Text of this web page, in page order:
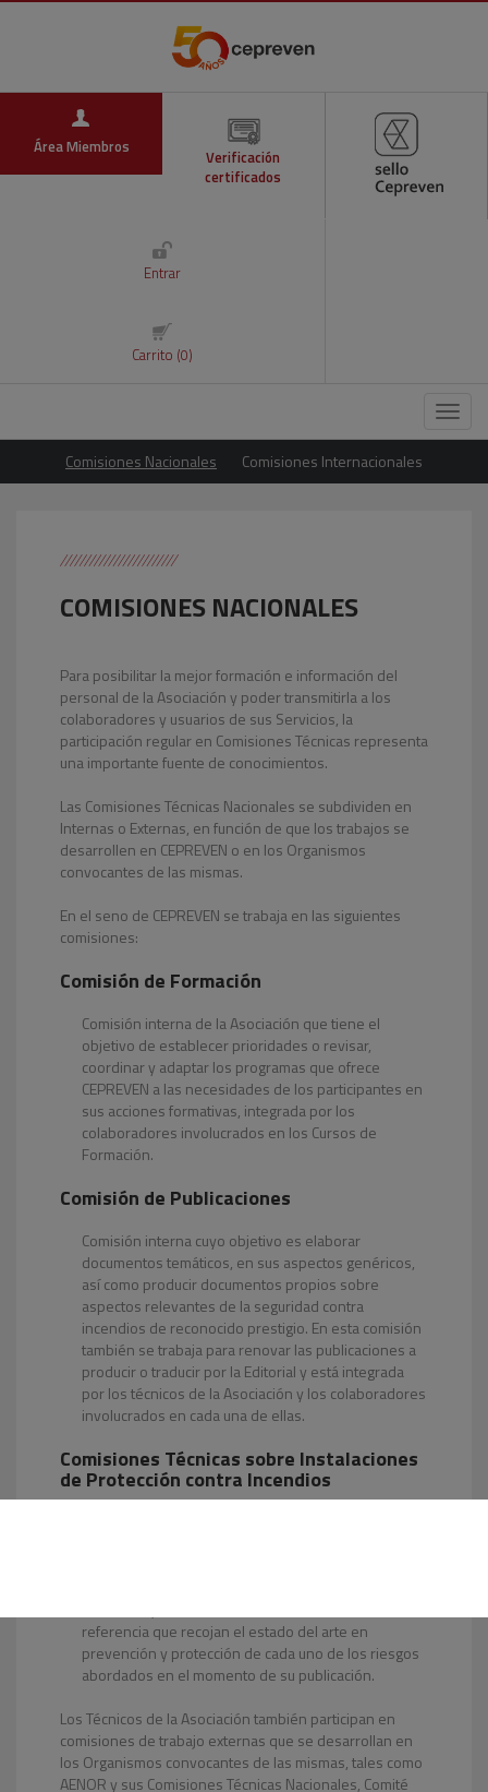
Área Miembros
Verificación
certificados
Entrar
Carrito (0)
Menú
Comisiones Nacionales Comisiones Internacionales
COMISIONES NACIONALES
Para posibilitar la mejor formación e información del
personal de la Asociación y poder transmitirla a los
colaboradores y usuarios de sus Servicios, la
participación regular en Comisiones Técnicas representa
una importante fuente de conocimientos.
Las Comisiones Técnicas Nacionales se subdividen en
Internas o Externas, en función de que los trabajos se
desarrollen en CEPREVEN o en los Organismos
convocantes de las mismas.
En el seno de CEPREVEN se trabaja en las siguientes
comisiones:
Comisión de Formación
Comisión interna de la Asociación que tiene el
objetivo de establecer prioridades o revisar,
coordinar y adaptar los programas que ofrece
CEPREVEN a las necesidades de los participantes en
sus acciones formativas, integrada por los
colaboradores involucrados en los Cursos de
Formación.
Comisión de Publicaciones
Comisión interna cuyo objetivo es elaborar
documentos temáticos, en sus aspectos genéricos,
así como producir documentos propios sobre
aspectos relevantes de la seguridad contra
incendios de reconocido prestigio. En esta comisión
también se trabaja para renovar las publicaciones a
producir o traducir por la Editorial y está integrada
por los técnicos de la Asociación y los colaboradores
involucrados en cada una de ellas.
Comisiones Técnicas sobre Instalaciones
de Protección contra Incendios
referencia que recojan el estado del arte en
prevención y protección de cada uno de los riesgos
abordados en el momento de su publicación.
Los Técnicos de la Asociación también participan en
comisiones de trabajo externas que se desarrollan en
los Organismos convocantes de las mismas, tales como
AENOR y sus Comisiones Técnicas Nacionales, Comité